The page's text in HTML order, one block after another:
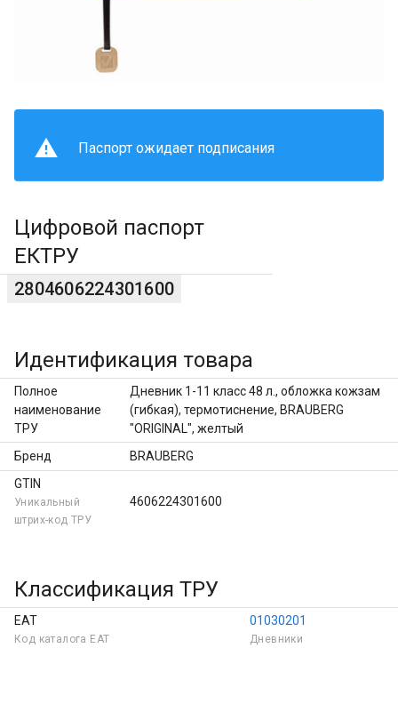
Паспорт ожидает подписания
Цифровой паспорт
ЕКТРУ
2804606224301600
Идентификация товара
Полное
наименование
ТРУ
Дневник 1-11 класс 48 л., обложка кожзам
(гибкая), термотиснение, BRAUBERG
"ORIGINAL", желтый
Бренд
BRAUBERG
GTIN
Уникальный
штрих-код ТРУ
4606224301600
Классификация ТРУ
ЕАТ
Код каталога ЕAT
01030201
Дневники